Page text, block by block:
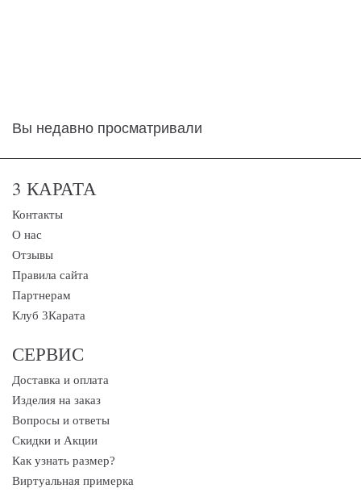
Вы недавно просматривали
3 КАРАТА
Контакты
О нас
Отзывы
Правила сайта
Партнерам
Клуб 3Карата
СЕРВИС
Доставка и оплата
Изделия на заказ
Вопросы и ответы
Скидки и Акции
Как узнать размер?
Виртуальная примерка